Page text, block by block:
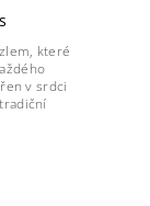
které
v srdci